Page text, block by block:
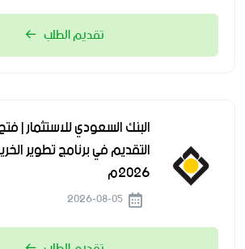
تقديم الطلب
البنك السعودي للاستثمار |
التقديم في برنامج تطوير
2026م